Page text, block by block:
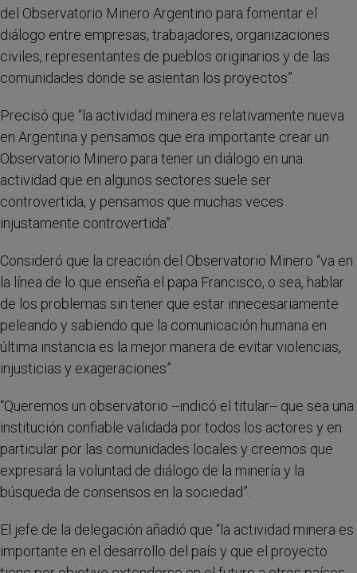
del Observatorio Minero Argentino para fomentar el
diálogo entre empresas, trabajadores, organizaciones
civiles, representantes de pueblos originarios y de las
comunidades donde se asientan los proyectos”.
Precisó que “la actividad minera es relativamente nueva
en Argentina y pensamos que era importante crear un
Observatorio Minero para tener un diálogo en una
actividad que en algunos sectores suele ser
controvertida, y pensamos que muchas veces
injustamente controvertida”.
Consideró que la creación del Observatorio Minero “va en
la línea de lo que enseña el papa Francisco, o sea, hablar
de los problemas sin tener que estar innecesariamente
peleando y sabiendo que la comunicación humana en
última instancia es la mejor manera de evitar violencias,
injusticias y exageraciones”.
“Queremos un observatorio --indicó el titular-- que sea una
institución confiable validada por todos los actores y en
particular por las comunidades locales y creemos que
expresará la voluntad de diálogo de la minería y la
búsqueda de consensos en la sociedad”.
El jefe de la delegación añadió que “la actividad minera es
importante en el desarrollo del país y que el proyecto